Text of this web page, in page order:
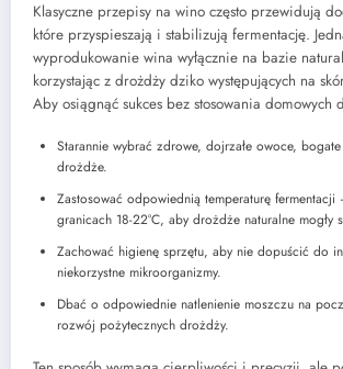
Klasyczne przepisy na wino często przewidują
które przyspieszają i stabilizują fermentację.
wyprodukowanie wina wyłącznie na bazie
korzystając z drożdży dziko występujących na
Aby osiągnąć sukces bez stosowania domowych
Starannie wybrać zdrowe, dojrzałe owoce,
drożdże.
Zastosować odpowiednią temperaturę
granicach 18-22°C, aby drożdże naturalne mogły
Zachować higienę sprzętu, aby nie dopuścić do
niekorzystne mikroorganizmy.
Dbać o odpowiednie natlenienie moszczu na
rozwój pożytecznych drożdży.